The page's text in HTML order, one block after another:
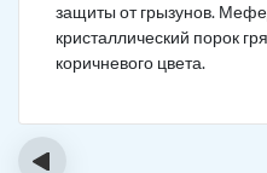
защиты от грызунов.
кристаллический порок
коричневого цвета.
‹